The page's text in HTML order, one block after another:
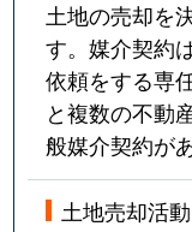
土地の売却を
す。媒介契約
依頼をする専
と複数の不動
般媒介契約が
土地売却活動